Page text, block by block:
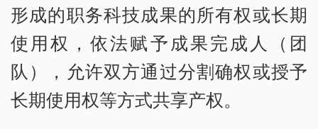
形成的职务科技成果的所有权或长期
使用权，依法赋予成果完成人（团
队），允许双方通过分割确权或授予
长期使用权等方式共享产权。